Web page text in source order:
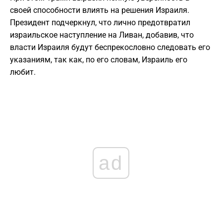
своей способности влиять на решения Израиля.
Президент подчеркнул, что лично предотвратил
израильское наступление на Ливан, добавив, что
власти Израиля будут беспрекословно следовать его
указаниям, так как, по его словам, Израиль его
любит.
ad